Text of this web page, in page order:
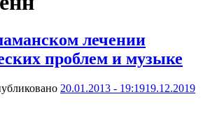
лечении
проблем и музыке
20.01.2013 - 19:1919.12.2019